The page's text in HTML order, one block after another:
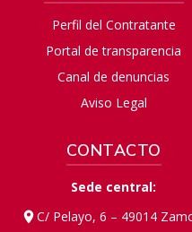
Perfil del Contratante
Portal de transparencia
Canal de denuncias
Aviso Legal
CONTACTO
Sede central:
C/ Pelayo, 6 – 49014